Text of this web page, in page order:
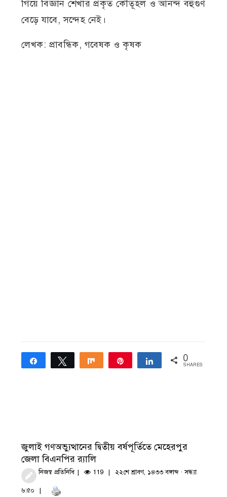
গিয়ে বিজ্ঞান শেখার প্রকৃত কৌতূহল ও আনন্দ বহুগুণ
বেড়ে যাবে, সন্দেহ নেই।
লেখক: প্রাবন্ধিক, গবেষক ও কৃষক
Share Tweet Share Share 0
SHARES
জুলাই গণঅভ্যুত্থানের দ্বিতীয় বর্ষপূর্তিতে মেহেরপুর
জেলা বিএনপির র‍্যালি
নিজস্ব প্রতিনিধি 119 ২২শে শ্রাবণ, ১৪৩৩ বঙ্গাব্দ · সন্ধ্যা
৬:৫০